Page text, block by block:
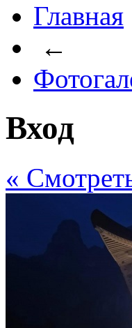
Главная
←
Вход
«